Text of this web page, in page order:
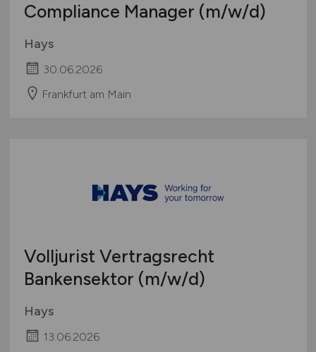
Compliance Manager (m/w/d)
Hays
30.06.2026
Frankfurt am Main
Volljurist Vertragsrecht
Bankensektor (m/w/d)
Hays
13.06.2026